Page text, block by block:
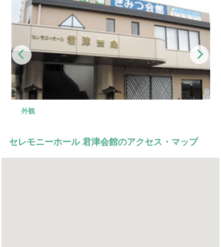
Previous
外観
大ホール
控え室
お清め所
ロビー
セレモニーホール 君津会館のアクセス・マップ